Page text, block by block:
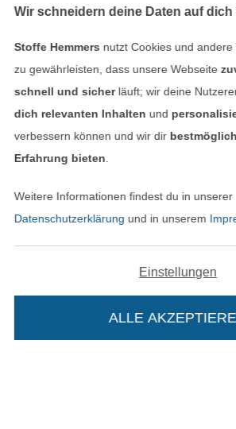
Alle Preise inkl. der
Finde mehr
Deutsch
Nederlands
In den In
Wir schneidern deine Daten auf dich
Stoffe Hemmers nutzt Cookies und andere
zu gewährleisten, dass unsere Webseite
schnell und sicherläuft; wir deine
dich relevanten Inhalten und
verbessern können und wir dir
Erfahrung bieten
Weitere Informationen findest du in unserer
Datenschutzerklärung und in unserem
Einstellungen
ALLE